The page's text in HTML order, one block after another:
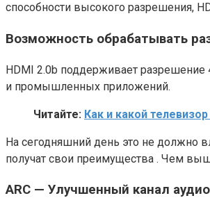
способности высокого разрешения,
Возможность обрабатывать
HDMI 2.0b поддерживает разрешение
и промышленных приложений.
Читайте: Как и какой
На сегодняшний день это не должно
получат свои преимущества . Чем
ARC — Улучшенный канал аудио